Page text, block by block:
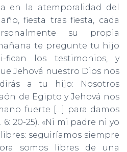
en la atemporalidad del
fiesta tras fiesta, cada
su propia
te pregunte tu hijo
fican los testimonios, y
Jehová nuestro Dios nos
a tu hijo: Nosotros
de Egipto y Jehová nos
fuerte […] para damos
20-25). «Ni mi padre ni yo
seguiríamos siempre
somos libres de una